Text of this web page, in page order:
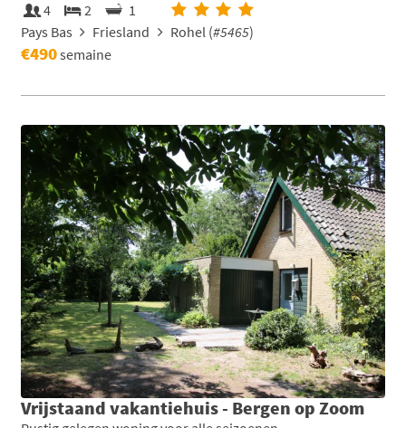
4 2
1
Pays Bas
Friesland Rohel (#5465)
€490semaine
Vrijstaand vakantiehuis - Bergen op Zoom